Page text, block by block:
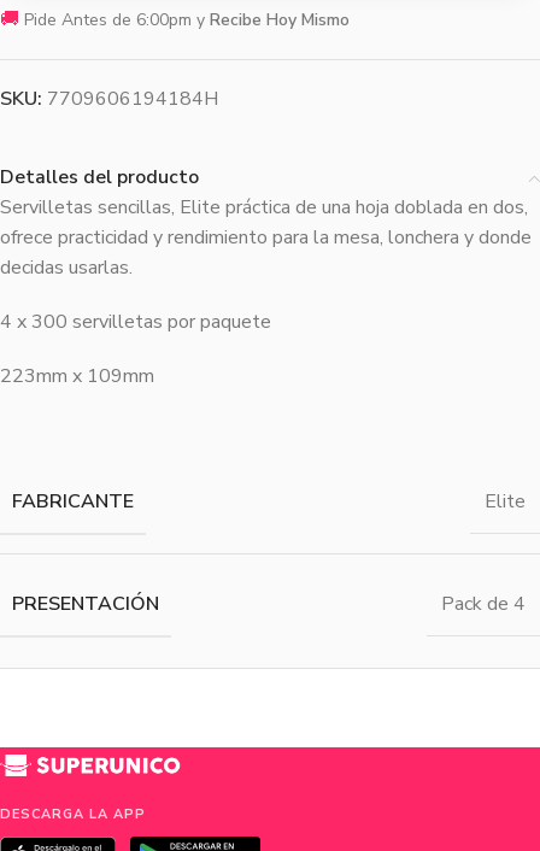
🚚 Pide Antes de 6:00pm y Recibe Hoy Mismo
SKU: 7709606194184H
Detalles del producto
Servilletas sencillas, Elite práctica de una hoja doblada en dos,
ofrece practicidad y rendimiento para la mesa, lonchera y donde
decidas usarlas.
4 x 300 servilletas por paquete
223mm x 109mm
FABRICANTE Elite
PRESENTACIÓN Pack de 4
DESCARGA LA APP